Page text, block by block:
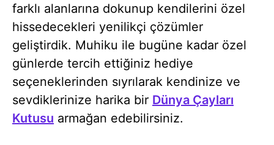
farklı alanlarına dokunup kendilerini özel
hissedecekleri yenilikçi çözümler
geliştirdik. Muhiku ile bugüne kadar özel
günlerde tercih ettiğiniz hediye
seçeneklerinden sıyrılarak kendinize ve
sevdiklerinize harika bir Dünya Çayları
Kutusu armağan edebilirsiniz.